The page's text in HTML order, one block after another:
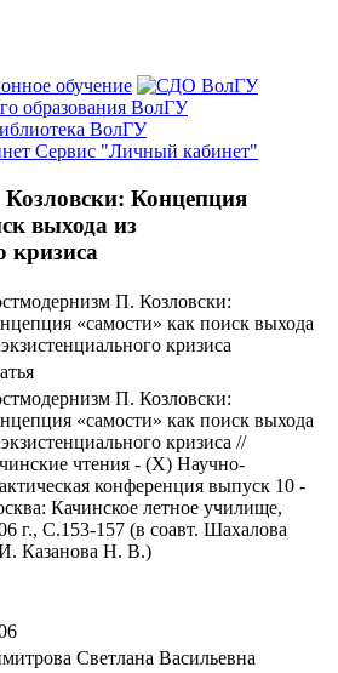
обучение
образования ВолГУ
ВолГУ
Сервис "Личный кабинет"
Концепция
выхода из
кризиса
П. Козловски:
«самости» как поиск выхода
кризиса
П. Козловски:
«самости» как поиск выхода
кризиса //
чтения - (X) Научно-
конференция выпуск 10 -
Качинское летное училище,
г., С.153-157 (в соавт. Шахалова
Казанова Н. В.)
Светлана Васильевна